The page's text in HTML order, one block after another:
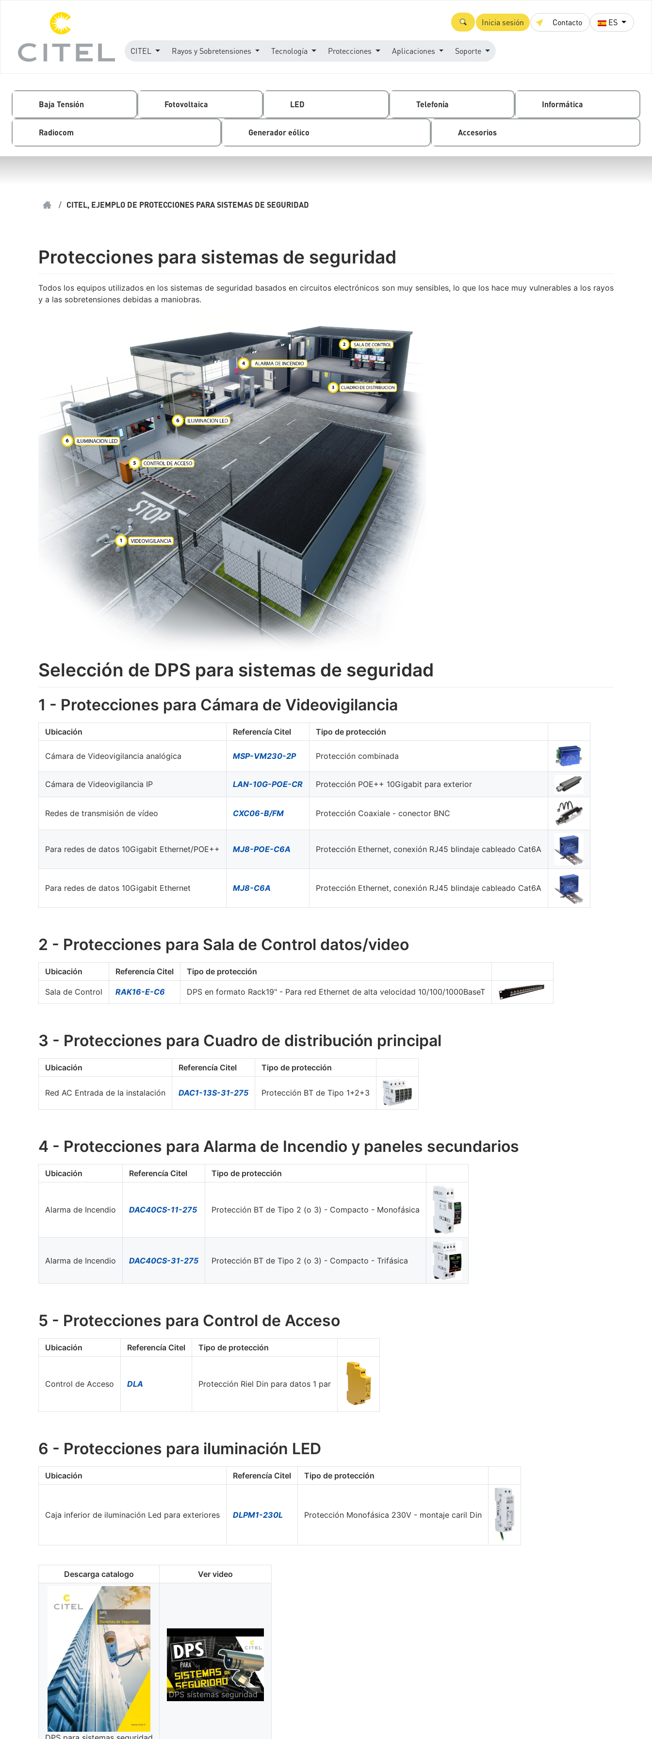
Inicia sesión Contacto ES
CITEL Rayos y Sobretensiones Tecnología Protecciones Aplicaciones Soporte
Baja Tensión Fotovoltaica LED Telefonía Informática
Radiocom Generador eólico Accesorios
/ CITEL, EJEMPLO DE PROTECCIONES PARA SISTEMAS DE SEGURIDAD
Protecciones para sistemas de seguridad
Todos los equipos utilizados en los sistemas de seguridad basados ​​en circuitos electrónicos son muy sensibles, lo que los hace muy vulnerables a los rayos
y a las sobretensiones debidas a maniobras.
Selección de DPS para sistemas de seguridad
1 - Protecciones para Cámara de Videovigilancia
Ubicación Referencía Citel Tipo de protección
Cámara de Videovigilancia analógica MSP-VM230-2P Protección combinada
Cámara de Videovigilancia IP LAN-10G-POE-CR Protección POE++ 10Gigabit para exterior
Redes de transmisión de vídeo CXC06-B/FM Protección Coaxiale - conector BNC
Para redes de datos 10Gigabit Ethernet/POE++ MJ8-POE-C6A Protección Ethernet, conexión RJ45 blindaje cableado Cat6A
Para redes de datos 10Gigabit Ethernet MJ8-C6A Protección Ethernet, conexión RJ45 blindaje cableado Cat6A
2 - Protecciones para Sala de Control datos/video
Ubicación Referencía Citel Tipo de protección
Sala de Control RAK16-E-C6 DPS en formato Rack19" - Para red Ethernet de alta velocidad 10/100/1000BaseT
3 - Protecciones para Cuadro de distribución principal
Ubicación Referencía Citel Tipo de protección
Red AC Entrada de la instalación DAC1-13S-31-275 Protección BT de Tipo 1+2+3
4 - Protecciones para Alarma de Incendio y paneles secundarios
Ubicación Referencía Citel Tipo de protección
Alarma de Incendio DAC40CS-11-275 Protección BT de Tipo 2 (o 3) - Compacto - Monofásica
Alarma de Incendio DAC40CS-31-275 Protección BT de Tipo 2 (o 3) - Compacto - Trifásica
5 - Protecciones para Control de Acceso
Ubicación Referencía Citel Tipo de protección
Control de Acceso DLA Protección Riel Din para datos 1 par
6 - Protecciones para iluminación LED
Ubicación Referencía Citel Tipo de protección
Caja inferior de iluminación Led para exteriores DLPM1-230L Protección Monofásica 230V - montaje caril Din
Descarga catalogo Ver video
DPS sistemas seguridad